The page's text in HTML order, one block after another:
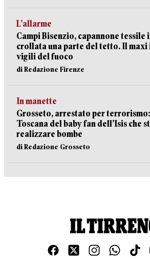
L’allarme
Campi Bisenzio, capannone tessile
crollata una parte del tetto. Il
vigili del fuoco
di Redazione Firenze
In manette
Grosseto, arrestato per
Toscana del baby fan dell’Isis che
realizzare bombe
di Redazione Grosseto